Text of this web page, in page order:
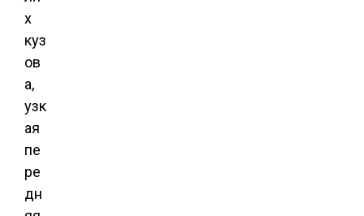
х
куз
ов
а,
узк
ая
пе
ре
дн